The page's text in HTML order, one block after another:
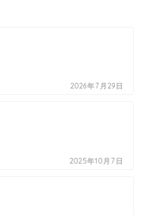
2026年7月29日
2025年10月7日